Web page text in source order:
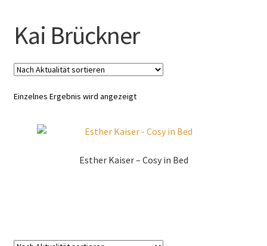
Kai Brückner
Einzelnes Ergebnis wird angezeigt
Esther Kaiser – Cosy in Bed